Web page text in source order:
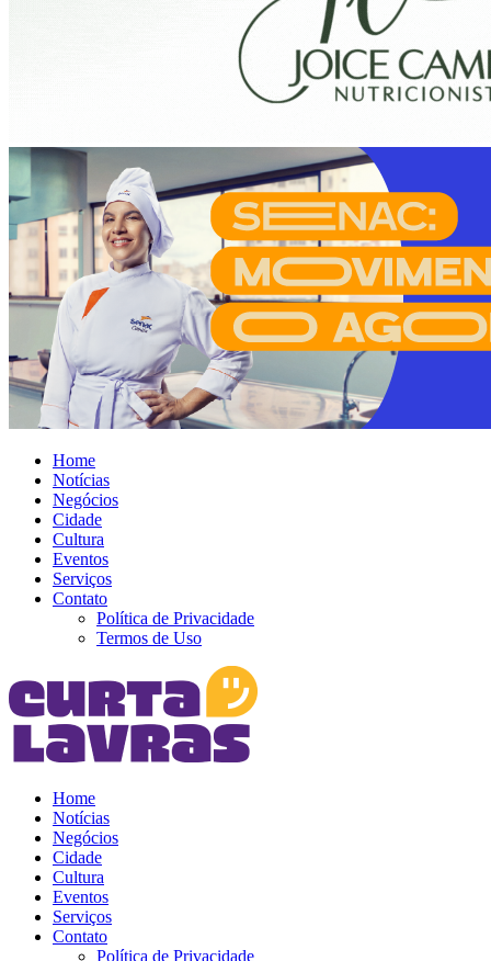
Home
Notícias
Negócios
Cidade
Cultura
Eventos
Serviços
Contato
Política de Privacidade
Termos de Uso
Home
Notícias
Negócios
Cidade
Cultura
Eventos
Serviços
Contato
Política de Privacidade